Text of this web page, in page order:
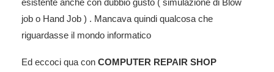
esistente anche con dubbio gusto ( simulazione di Blow
job o Hand Job ) . Mancava quindi qualcosa che
riguardasse il mondo informatico
Ed eccoci qua con COMPUTER REPAIR SHOP